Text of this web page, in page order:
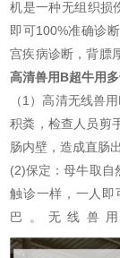
机是一种无组织损
即可100%准确诊
宫疾病诊断，背膘
高清兽用B超牛用
（1）高清无线兽
积粪，检查人员剪
肠内壁，造成直肠出
(2)保定：母牛取自
触诊一样，一人即
巴。无线兽